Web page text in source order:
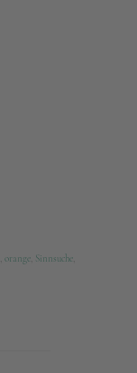
orange, Sinnsuche,